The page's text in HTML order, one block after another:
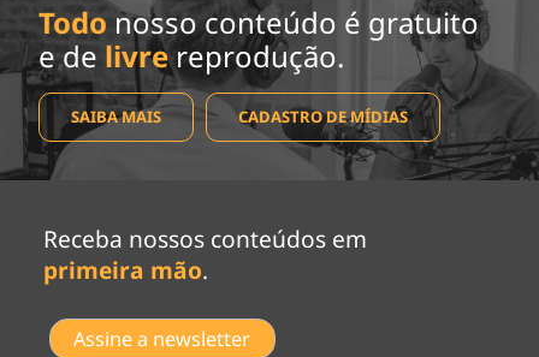
Todo nosso conteúdo é gratuito
e de livrereprodução.
SAIBA MAIS CADASTRO DE MÍDIAS
Receba nossos conteúdos em
primeira mão.
Assine a newsletter